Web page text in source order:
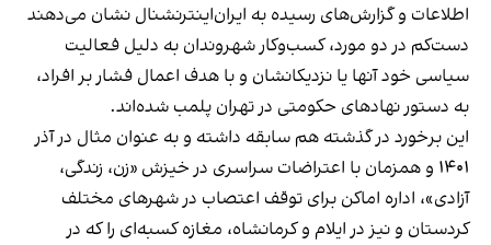
اطلاعات و گزارش‌های رسیده به ایران‌اینترنشنال نشان می‌دهند
دست‌کم در دو مورد، کسب‌وکار شهروندان به دلیل فعالیت
سیاسی خود آنها یا نزدیکانشان و با هدف اعمال فشار بر افراد،
به دستور نهادهای حکومتی در تهران پلمب شده‌اند.
این برخورد در گذشته هم سابقه داشته و به عنوان مثال در آذر
۱۴۰۱ و همزمان با اعتراضات سراسری در خیزش «زن، زندگی،
آزادی»، اداره اماکن برای توقف اعتصاب در شهرهای مختلف
کردستان و نیز در ایلام و کرمانشاه، مغازه کسبه‌ای را که در